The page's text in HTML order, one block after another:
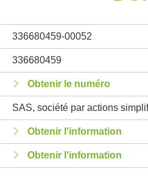
336680459-00052
336680459
Obtenir le numéro
SAS, société par actions
Obtenir l'information
Obtenir l'information